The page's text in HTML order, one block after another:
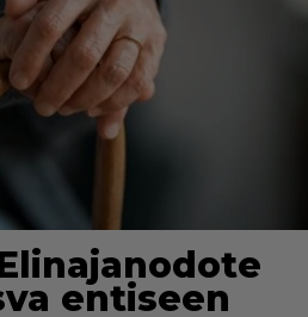
entiseen